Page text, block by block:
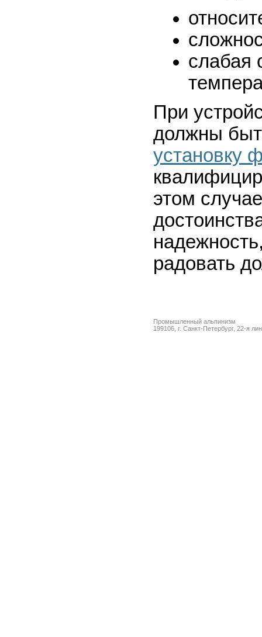
слабая
При
должны
установку
этом
радовать
Промышленный альпинизм
199106, г. Санкт-Петербург, 22-я